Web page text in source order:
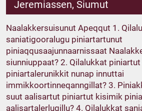
Jeremiassen, Siumut
Naalakkersuisunut Apeqqut 1.
saniatigooralugu piniartartunut
piniaqqusaajunnaarnissaat
siunniuppaat? 2. Qilalukkat
piniartalerunikkit nunap innuttai
immikkoortinneqanngillat? 3.
suut aalisartut piniartut kisimik
aalisartalerlugillu? 4. Qilalukkat